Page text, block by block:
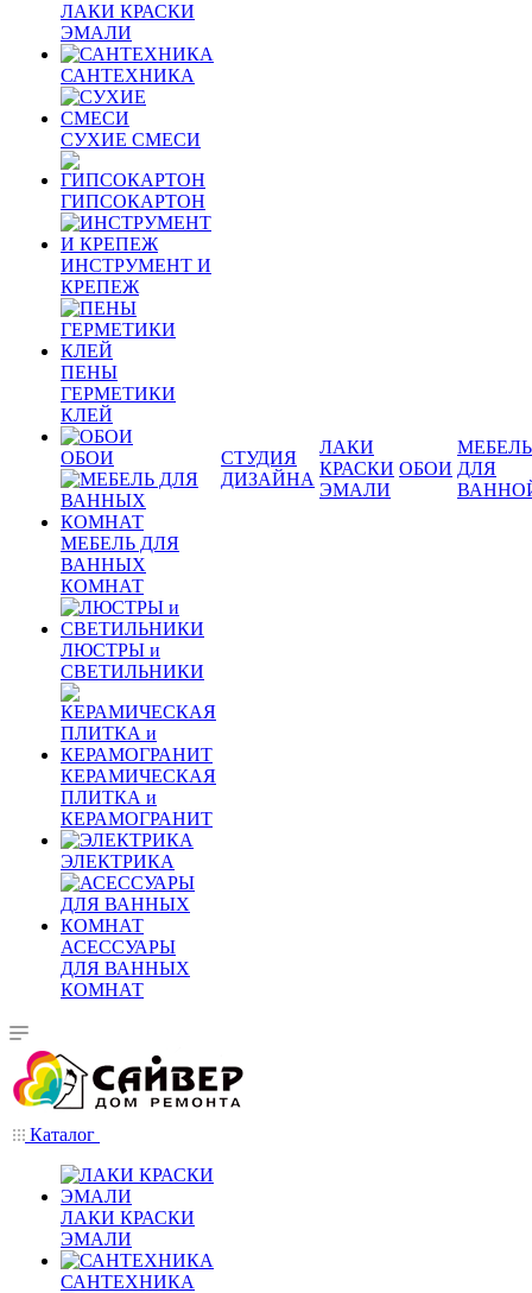
ЛАКИ КРАСКИ
ЭМАЛИ
САНТЕХНИКА
СУХИЕ СМЕСИ
ГИПСОКАРТОН
ИНСТРУМЕНТ И
КРЕПЕЖ
ПЕНЫ
ГЕРМЕТИКИ
КЛЕЙ
ОБОИ
МЕБЕЛЬ ДЛЯ
ВАННЫХ
КОМНАТ
ЛЮСТРЫ и
СВЕТИЛЬНИКИ
КЕРАМИЧЕСКАЯ
ПЛИТКА и
КЕРАМОГРАНИТ
ЭЛЕКТРИКА
АСЕССУАРЫ
ДЛЯ ВАННЫХ
КОМНАТ
СТУДИЯ
ДИЗАЙНА
ЛАКИ
КРАСКИ
ЭМАЛИ
ОБОИ
МЕБЕЛЬ
ДЛЯ
Каталог
ЛАКИ КРАСКИ
ЭМАЛИ
САНТЕХНИКА